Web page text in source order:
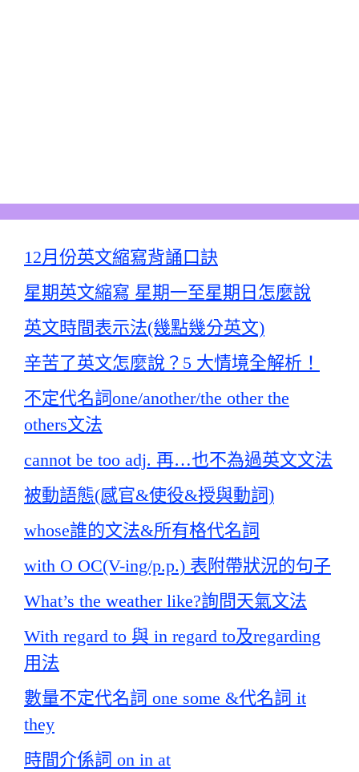
12月份英文縮寫背誦口訣
星期英文縮寫 星期一至星期日怎麼說
英文時間表示法(幾點幾分英文)
辛苦了英文怎麼說？5 大情境全解析！
不定代名詞one/another/the other the
others文法
cannot be too adj. 再…也不為過英文文法
被動語態(感官&使役&授與動詞)
whose誰的文法&所有格代名詞
with O OC(V-ing/p.p.) 表附帶狀況的句子
What’s the weather like?詢問天氣文法
With regard to 與 in regard to及regarding
用法
數量不定代名詞 one some &代名詞 it
they
時間介係詞 on in at